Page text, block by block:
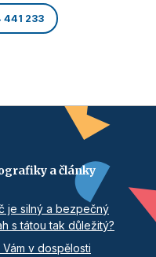
441 233
a články
je silný a bezpečný
s tátou tak důležitý?
Vám v dospělosti